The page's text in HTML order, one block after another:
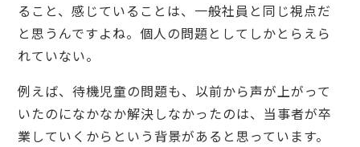
ること、感じていることは、一般社員と同じ視点だ
と思うんですよね。個人の問題としてしかとらえら
れていない。
例えば、待機児童の問題も、以前から声が上がって
いたのになかなか解決しなかったのは、当事者が卒
業していくからという背景があると思っています。